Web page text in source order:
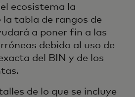
ecosistema la
tabla de rangos de
a poner fin a las
debido al uso de
del BIN y de los
de lo que se incluye